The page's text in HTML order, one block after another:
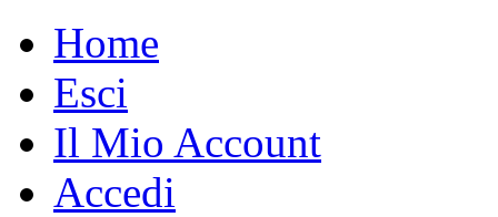
Home
Esci
Il Mio Account
Accedi